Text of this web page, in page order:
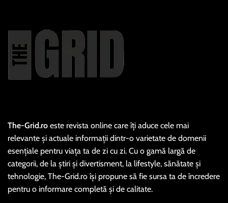
The-Grid.ro este revista online care îți aduce cele mai
relevante și actuale informații dintr-o varietate de domenii
esențiale pentru viața ta de zi cu zi. Cu o gamă largă de
categorii, de la știri și divertisment, la lifestyle, sănătate și
tehnologie, The-Grid.ro își propune să fie sursa ta de încredere
pentru o informare completă și de calitate.